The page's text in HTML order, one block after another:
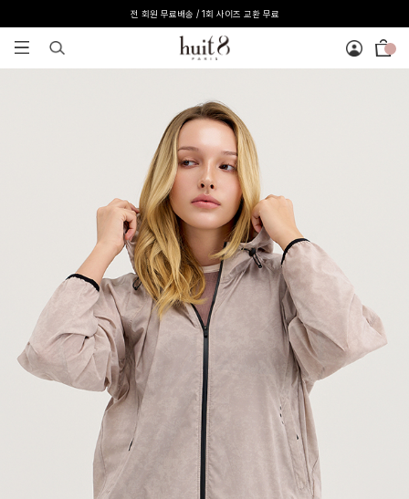
전 회원 무료배송 / 1회 사이즈 교환 무료